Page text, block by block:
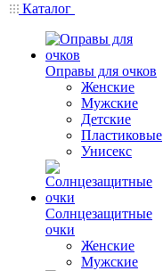
Каталог
Оправы для очков
Женские
Мужские
Детские
Пластиковые
Унисекс
Солнцезащитные
очки
Женские
Мужские